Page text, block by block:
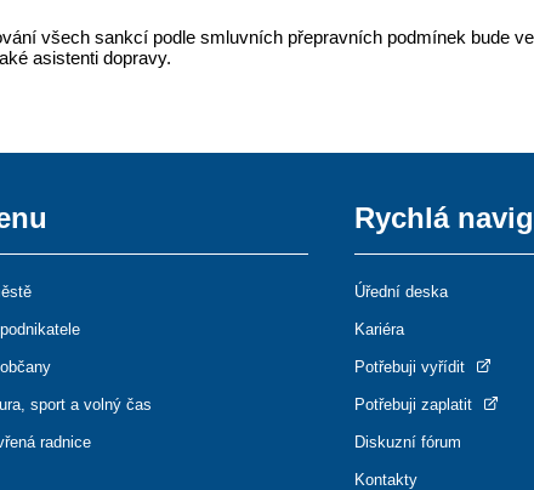
všech sankcí podle smluvních přepravních podmínek bude
asistenti dopravy.
sport a volný čas
radnice
Rychlá
Úřední deska
Kariéra
Potřebuji vyřídit
Potřebuji zaplatit
Diskuzní fórum
Kontakty